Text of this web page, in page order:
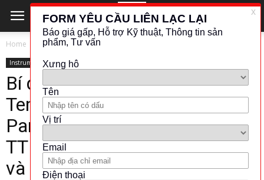
Home Instrument
Instrument
Bí quyết sử dụng WIKA T15
Temperaturtransmitter
Parametrierung mit WIKAsoft
TT để tăng hiệu quả đo lường
và tự động hóa công nghiệp